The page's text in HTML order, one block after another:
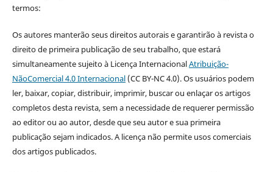
termos:
Os autores manterão seus direitos autorais e garantirão à revista o
direito de primeira publicação de seu trabalho, que estará
simultaneamente sujeito à Licença InternacionalAtribuição-
NãoComercial 4.0 Internacional(CC BY-NC 4.0). Os usuários podem
ler, baixar, copiar, distribuir, imprimir, buscar ou enlaçar os artigos
completos desta revista, sem a necessidade de requerer permissão
ao editor ou ao autor, desde que seu autor e sua primeira
publicação sejam indicados. A licença não permite usos comerciais
dos artigos publicados.